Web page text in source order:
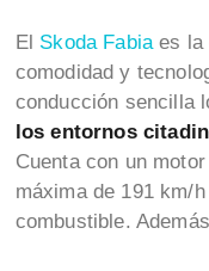
El Skoda Fabiaes la
comodidad y
conducción sencilla
los entornos
Cuenta con un
máxima de 191 km/
combustible.